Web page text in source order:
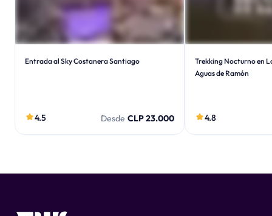
Entrada al Sky Costanera Santiago
4.5 Desde CLP 23.000
Trekking Nocturno en
Aguas de Ramón
4.8